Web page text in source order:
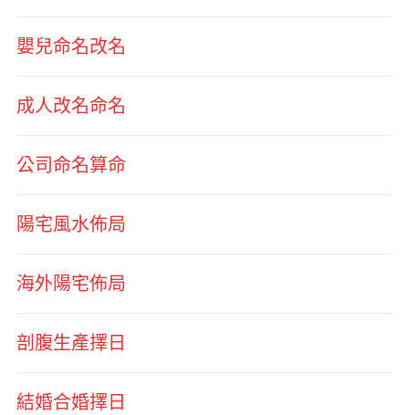
嬰兒命名改名
成人改名命名
公司命名算命
陽宅風水佈局
海外陽宅佈局
剖腹生產擇日
結婚合婚擇日